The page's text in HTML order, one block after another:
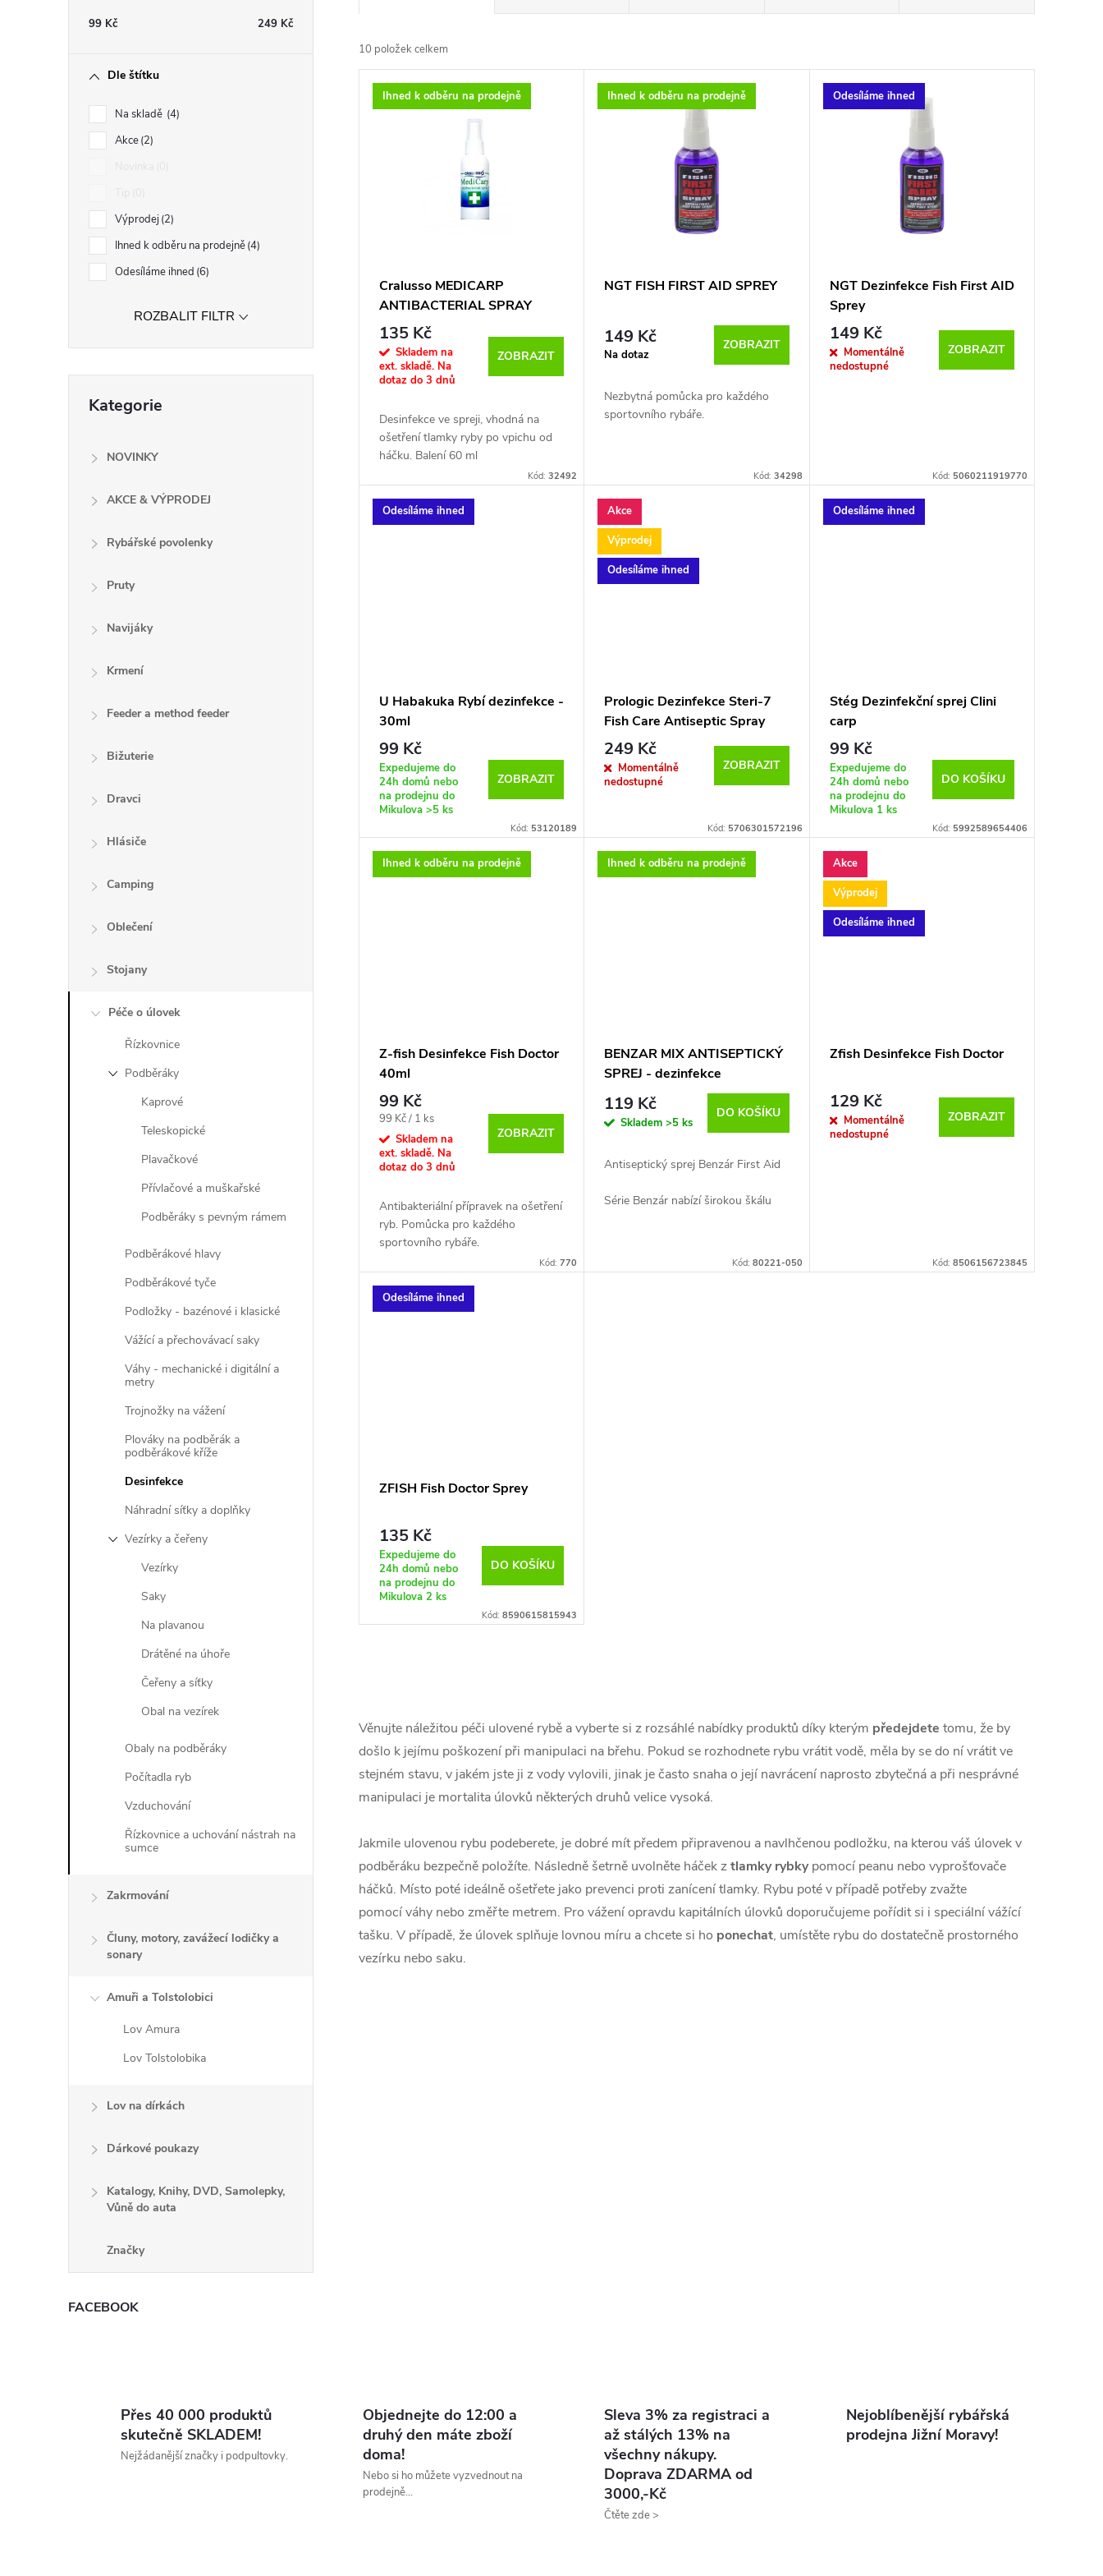
n
e
99 Kč 249 Kč
Dle štítku
Na skladě 4
Akce 2
Výprodej 2
Ihned k odběru na prodejně 4
Odesíláme ihned 6
ROZBALIT FILTR
kategorie
Kategorie
NOVINKY
AKCE & VÝPRODEJ
Rybářské povolenky
Pruty
Navijáky
Krmení
Feeder a method feeder
Bižuterie
Dravci
Hlásiče
Camping
Oblečení
Stojany
Péče o úlovek
Řízkovnice
Podběráky
Kaprové
Teleskopické
Plavačkové
Přívlačové a muškařské
Podběráky s pevným rámem
Podběrákové hlavy
Podběrákové tyče
Podložky - bazénové i klasické
Vážící a přechovávací saky
Váhy - mechanické i digitální a
metry
Trojnožky na vážení
Plováky na podběrák a
podběrákové kříže
Desinfekce
Náhradní síťky a doplňky
Vezírky a čeřeny
Vezírky
Saky
Na plavanou
Drátěné na úhoře
Čeřeny a síťky
Obal na vezírek
Obaly na podběráky
Počítadla ryb
Vzduchování
Řízkovnice a uchování nástrah na
sumce
Zakrmování
Čluny, motory, zavážecí lodičky a
sonary
Amuři a Tolstolobici
Lov Amura
Lov Tolstolobika
Lov na dírkách
Dárkové poukazy
Katalogy, Knihy, DVD, Samolepky,
Vůně do auta
Značky
FACEBOOK
a
z
e
t
ů
10 položek celkem
V
k
Ihned k odběru na prodejně
Cralusso MEDICARP
ANTIBACTERIAL SPRAY
135 Kč
Skladem na
ext. skladě. Na
dotaz do 3 dnů
ZOBRAZIT
Desinfekce ve spreji, vhodná na
ošetření tlamky ryby po vpichu od
háčku. Balení 60 ml
Kód:32492
Ihned k odběru na prodejně
NGT FISH FIRST AID SPREY
149 Kč
Na dotaz
ZOBRAZIT
Nezbytná pomůcka pro každého
sportovního rybáře.
Kód: 34298
Odesíláme ihned
NGT Dezinfekce Fish First AID
Sprey
149 Kč
Momentálně
nedostupné
ZOBRAZIT
Kód: 5060211919770
Odesíláme ihned
U Habakuka Rybí dezinfekce -
30ml
99 Kč
Expedujeme do
24h domů nebo
na prodejnu do
Mikulova >5 ks
ZOBRAZIT
Kód: 53120189
Akce
Výprodej
Odesíláme ihned
Prologic Dezinfekce Steri-7
Fish Care Antiseptic Spray
100ml
249 Kč
Momentálně
nedostupné
ZOBRAZIT
Kód: 5706301572196
Odesíláme ihned
Stég Dezinfekční sprej Clini
carp
99 Kč
Expedujeme do
24h domů nebo
na prodejnu do
Mikulova 1 ks
DO KOŠÍKU
Kód: 5992589654406
Ihned k odběru na prodejně
Z-fish Desinfekce Fish Doctor
40ml
99 Kč
Měrná
cena:
99 Kč / 1 ks
Skladem na
ext. skladě. Na
dotaz do 3 dnů
ZOBRAZIT
Antibakteriální přípravek na ošetření
ryb. Pomůcka pro každého
sportovního rybáře.
Kód:770
Ihned k odběru na prodejně
BENZAR MIX ANTISEPTICKÝ
SPREJ - dezinfekce
119 Kč
Skladem>5 ks
DO KOŠÍKU
Antiseptický sprej Benzár First Aid
Série Benzár nabízí širokou škálu
zkušeností dlouholetého závodního
rybáře Zsolta Benzára.
Kód: 80221-050
Akce
Výprodej
Odesíláme ihned
Zfish Desinfekce Fish Doctor
129 Kč
Momentálně
nedostupné
ZOBRAZIT
Kód: 8506156723845
Odesíláme ihned
ZFISH Fish Doctor Sprey
135 Kč
Expedujeme do
24h domů nebo
na prodejnu do
Mikulova 2 ks
DO KOŠÍKU
Kód:8590615815943
v
l
á
a
c
í
p
Věnujte náležitou péči ulovené rybě a vyberte si z rozsáhlé nabídky produktů díky kterým předejdete tomu, že by
došlo k jejímu poškození při manipulaci na břehu. Pokud se rozhodnete rybu vrátit vodě, měla by se do ní vrátit ve
stejném stavu, v jakém jste ji z vody vylovili, jinak je často snaha o její navrácení naprosto zbytečná a při nesprávné
manipulaci je mortalita úlovků některých druhů velice vysoká.
Jakmile ulovenou rybu podeberete, je dobré mít předem připravenou a navlhčenou podložku, na kterou váš úlovek v
podběráku bezpečně položíte. Následně šetrně uvolněte háček ztlamky rybkypomocí peanu nebo vyprošťovače
háčků. Místo poté ideálně ošetřete jako prevenci proti zanícení tlamky. Rybu poté v případě potřeby zvažte
pomocíváhy nebo změřte metrem. Pro vážení opravdu kapitálních úlovků doporučujeme pořídit si i speciální vážící
tašku. V případě, že úlovek splňuje lovnou míru a chcete si ho ponechat, umístěte rybu do dostatečně prostorného
vezírku nebo saku.
Přes 40 000 produktů
skutečně SKLADEM!
Nejžádanější značky i podpultovky.
Objednejte do 12:00 a
druhý den máte zboží
doma!
Nebo si ho můžete vyzvednout na
prodejně...
Sleva 3% za registraci a
až stálých 13% na
všechny nákupy.
Doprava ZDARMA od
3000,-Kč
Čtěte zde >
Nejoblíbenější rybářská
prodejna Jižní Moravy!